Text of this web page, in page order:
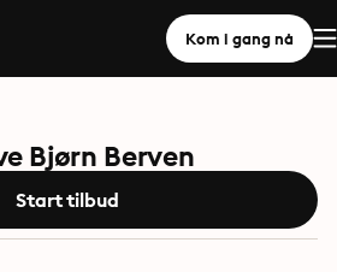
Kom i gang nå
Bjørn Berven
Start tilbud